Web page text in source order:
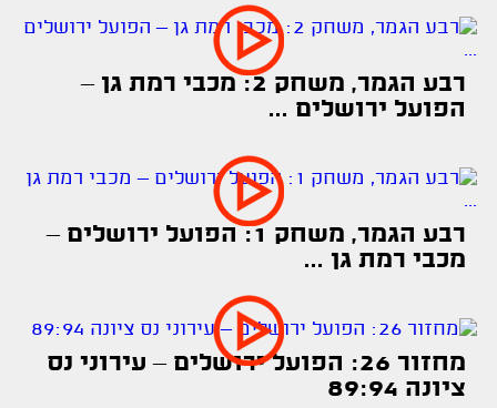
רבע הגמר, משחק 2: מכבי רמת גן –
הפועל ירושלים ...
רבע הגמר, משחק 1: הפועל ירושלים –
מכבי רמת גן ...
מחזור 26: הפועל ירושלים – עירוני נס
ציונה 89:94